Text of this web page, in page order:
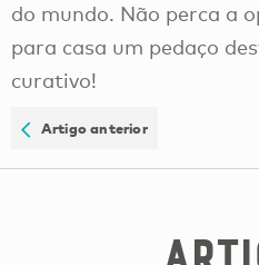
do mundo. Não perca a
para casa um pedaço
curativo!
Artigo anterior